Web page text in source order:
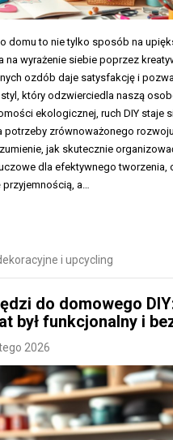
domu to nie tylko sposób na
na wyrażenie siebie poprzez
ozdób daje satysfakcję i
który odzwierciedla naszą
ekologicznej, ruch DIY staje
potrzeby zrównoważonego
jak skutecznie
dla efektywnego tworzenia,
a…
i upcycling
do domowego
był funkcjonalny i
2026